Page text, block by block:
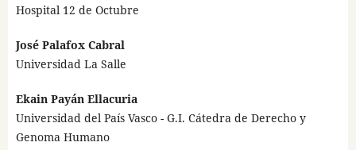
Hospital 12 de Octubre
José Palafox Cabral
Universidad La Salle
Ekain Payán Ellacuria
Universidad del País Vasco - G.I. Cátedra de Derecho y
Genoma Humano